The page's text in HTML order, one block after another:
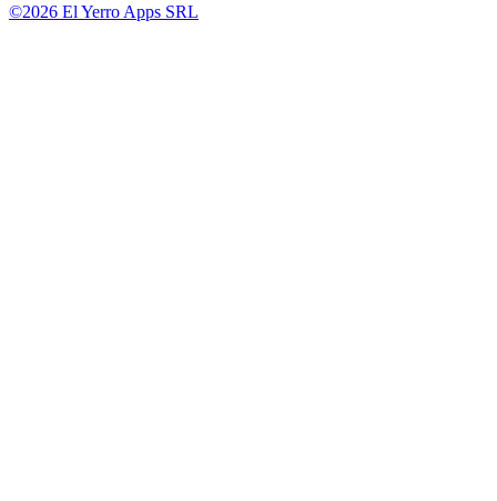
©2026 El Yerro Apps SRL